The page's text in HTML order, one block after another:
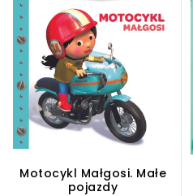
Motocykl Małgosi. Małe
pojazdy